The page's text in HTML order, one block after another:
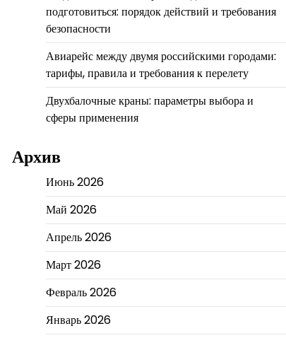
подготовиться: порядок действий и требования
безопасности
Авиарейс между двумя российскими городами:
тарифы, правила и требования к перелету
Двухбалочные краны: параметры выбора и
сферы применения
Архив
Июнь 2026
Май 2026
Апрель 2026
Март 2026
Февраль 2026
Январь 2026